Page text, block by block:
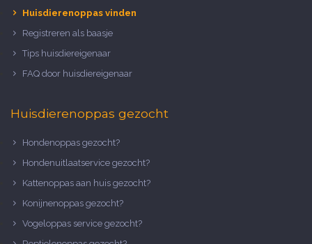
Huisdierenoppas vinden
Registreren als baasje
Tips huisdiereigenaar
FAQ door huisdiereigenaar
Huisdierenoppas gezocht
Hondenoppas gezocht?
Hondenuitlaatservice gezocht?
Kattenoppas aan huis gezocht?
Konijnenoppas gezocht?
Vogeloppas service gezocht?